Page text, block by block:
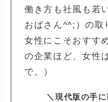
働き方も社風も若
おばさん^^;）の取
女性にこそおすす
の企業ほど、女性
で。）
＼現代版の手